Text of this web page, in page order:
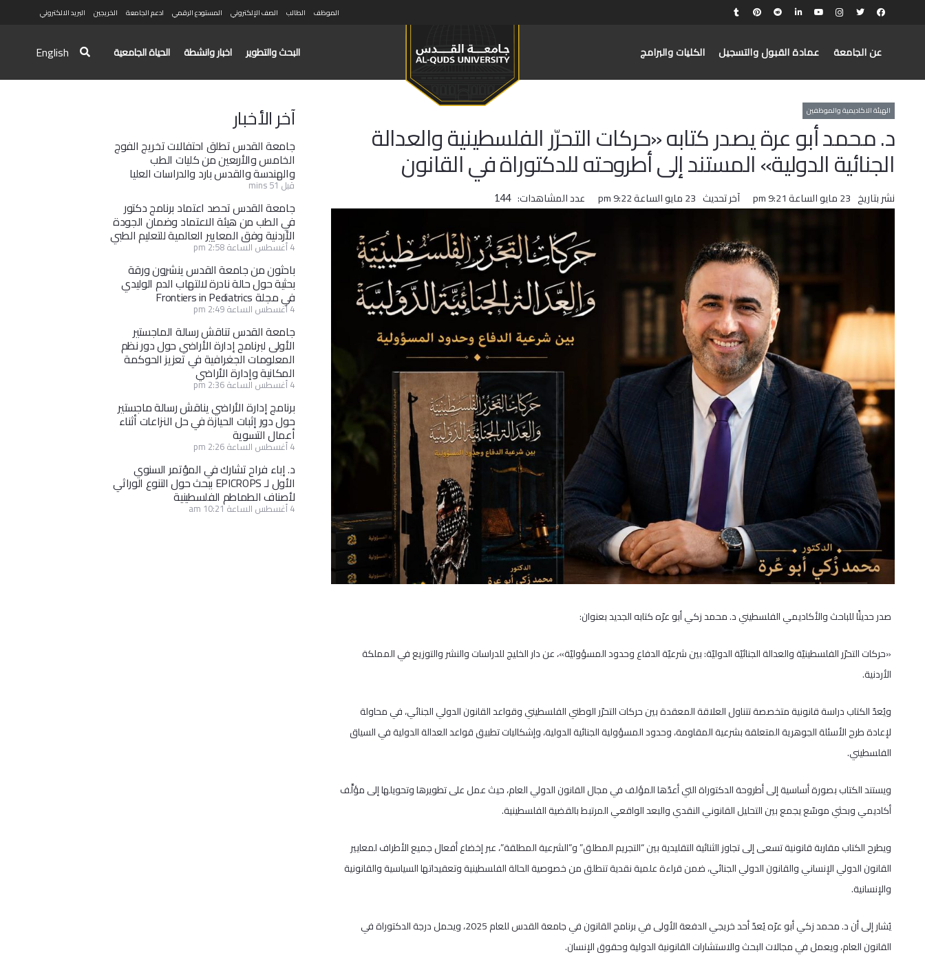
الموظف الطالب الصف الإلكتروني المستودع الرقمي ادعم الجامعة الخريجين البريد الالكتروني
عن الجامعة عمادة القبول والتسجيل الكليات والبرامج البحث والتطوير اخبار وانشطة الحياة الجامعية English
الهيئة الاكاديمية والموظفين
د. محمد أبو عرة يصدر كتابه «حركات التحرّر الفلسطينية والعدالة
الجنائية الدولية» المستند إلى أطروحته للدكتوراة في القانون
نشر بتاريخ 23 مايو الساعة 9:21 pm آخر تحديث 23 مايو الساعة 9:22 pm عدد المشاهدات: 144
صدر حديثًا للباحث والأكاديمي الفلسطيني د. محمد زكي أبو عرّه كتابه الجديد بعنوان:
«حركات التحرّر الفلسطينيّة والعدالة الجنائيّة الدوليّة: بين شرعيّة الدفاع وحدود المسؤوليّة»، عن دار الخليج للدراسات والنشر والتوزيع في المملكة
الأردنية.
ويُعدّ الكتاب دراسة قانونية متخصصة تتناول العلاقة المعقدة بين حركات التحرّر الوطني الفلسطيني وقواعد القانون الدولي الجنائي، في محاولة
لإعادة طرح الأسئلة الجوهرية المتعلقة بشرعية المقاومة، وحدود المسؤولية الجنائية الدولية، وإشكاليات تطبيق قواعد العدالة الدولية في السياق
الفلسطيني.
ويستند الكتاب بصورة أساسية إلى أطروحة الدكتوراة التي أعدّها المؤلف في مجال القانون الدولي العام، حيث عمل على تطويرها وتحويلها إلى مؤلَّف
أكاديمي وبحثي موسّع يجمع بين التحليل القانوني النقدي والبعد الواقعي المرتبط بالقضية الفلسطينية.
ويطرح الكتاب مقاربة قانونية تسعى إلى تجاوز الثنائية التقليدية بين “التجريم المطلق” و”الشرعية المطلقة”، عبر إخضاع أفعال جميع الأطراف لمعايير
القانون الدولي الإنساني والقانون الدولي الجنائي، ضمن قراءة علمية نقدية تنطلق من خصوصية الحالة الفلسطينية وتعقيداتها السياسية والقانونية
والإنسانية.
يُشار إلى أن د. محمد زكي أبو عرّه يُعدّ أحد خريجي الدفعة الأولى في برنامج القانون في جامعة القدس للعام 2025، ويحمل درجة الدكتوراة في
القانون العام، ويعمل في مجالات البحث والاستشارات القانونية الدولية وحقوق الإنسان.
آخر الأخبار
جامعة القدس تطلق احتفالات تخريج الفوج
الخامس والأربعين من كليات الطب
والهندسة والقدس بارد والدراسات العليا
قبل 51 mins
جامعة القدس تحصد اعتماد برنامج دكتور
في الطب من هيئة الاعتماد وضمان الجودة
الأردنية وفق المعايير العالمية للتعليم الطبي
4 أغسطس الساعة 2:58 pm
باحثون من جامعة القدس ينشرون ورقة
بحثية حول حالة نادرة لالتهاب الدم الوليدي
في مجلة Frontiers in Pediatrics
4 أغسطس الساعة 2:49 pm
جامعة القدس تناقش رسالة الماجستير
الأولى لبرنامج إدارة الأراضي حول دور نظم
المعلومات الجغرافية في تعزيز الحوكمة
المكانية وإدارة الأراضي
4 أغسطس الساعة 2:36 pm
برنامج إدارة الأراضي يناقش رسالة ماجستير
حول دور إثبات الحيازة في حل النزاعات أثناء
أعمال التسوية
4 أغسطس الساعة 2:26 pm
د. إباء فراح تشارك في المؤتمر السنوي
الأول لـ EPICROPS ببحث حول التنوع الوراثي
لأصناف الطماطم الفلسطينية
4 أغسطس الساعة 10:21 am